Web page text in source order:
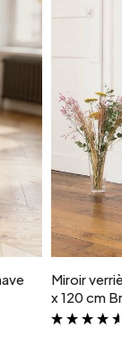
Miroir
x 120 cm